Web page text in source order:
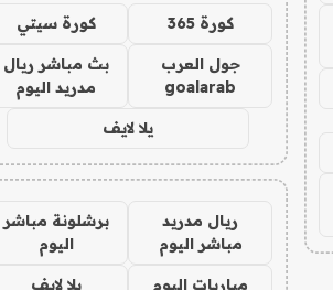
كورة 365 كورة سيتي
جول العرب
goalarab
بث مباشر ريال
مدريد اليوم
يلا لايف
ريال مدريد
مباشر اليوم
برشلونة مباشر
اليوم
مباريات اليوم يلا لايف